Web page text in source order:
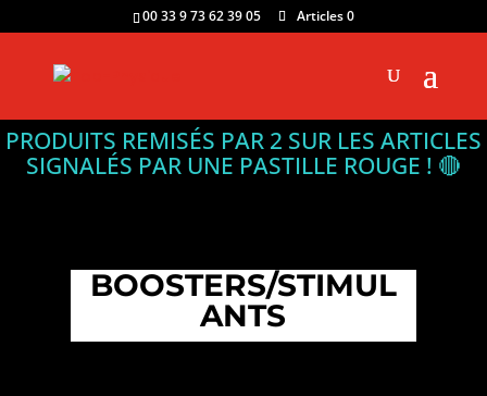
PRODUITS REMISÉS PAR 2 SUR LES ARTICLES
SIGNALÉS PAR UNE PASTILLE ROUGE ! 🔴
00 33 9 73 62 39 05 Articles 0
BOOSTERS/STIMUL
ANTS